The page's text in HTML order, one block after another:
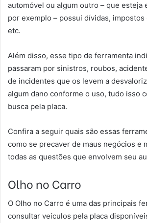
automóvel ou algum outro – que esteja
por exemplo – possui dívidas,
etc.
Além disso, esse tipo de ferramenta
passaram por sinistros, roubos,
de incidentes que os levem a
algum dano conforme o uso, tudo isso
busca pela placa.
Confira a seguir quais são essas
como se precaver de maus negócios e
todas as questões que envolvem seu
Olho no Carro
O Olho no Carro é uma das principais
consultar veículos pela placa